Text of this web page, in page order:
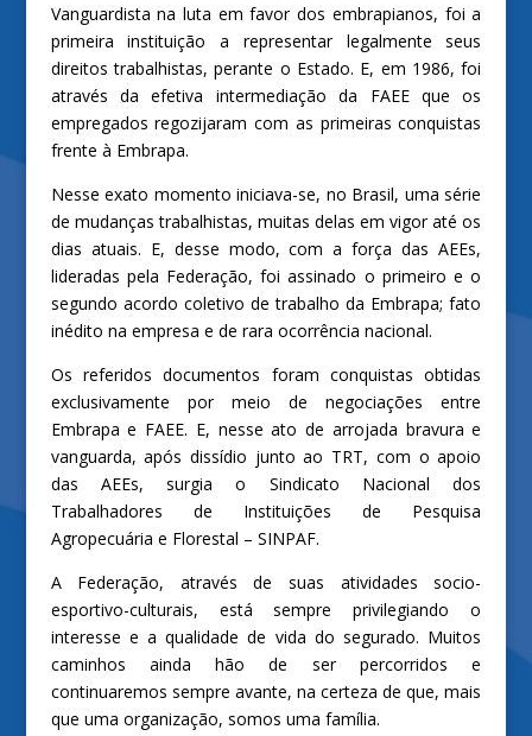
Vanguardista na luta em favor dos embrapianos, foi a
primeira instituição a representar legalmente seus
direitos trabalhistas, perante o Estado. E, em 1986, foi
através da efetiva intermediação da FAEE que os
empregados regozijaram com as primeiras conquistas
frente à Embrapa.
Nesse exato momento iniciava-se, no Brasil, uma série
de mudanças trabalhistas, muitas delas em vigor até os
dias atuais. E, desse modo, com a força das AEEs,
lideradas pela Federação, foi assinado o primeiro e o
segundo acordo coletivo de trabalho da Embrapa; fato
inédito na empresa e de rara ocorrência nacional.
Os referidos documentos foram conquistas obtidas
exclusivamente por meio de negociações entre
Embrapa e FAEE. E, nesse ato de arrojada bravura e
vanguarda, após dissídio junto ao TRT, com o apoio
das AEEs, surgia o Sindicato Nacional dos
Trabalhadores de Instituições de Pesquisa
Agropecuária e Florestal – SINPAF.
A Federação, através de suas atividades socio-
esportivo-culturais, está sempre privilegiando o
interesse e a qualidade de vida do segurado. Muitos
caminhos ainda hão de ser percorridos e
continuaremos sempre avante, na certeza de que, mais
que uma organização, somos uma família.